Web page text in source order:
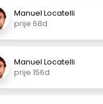
Manuel Locatelli
prije 68d
Manuel Locatelli
prije 156d